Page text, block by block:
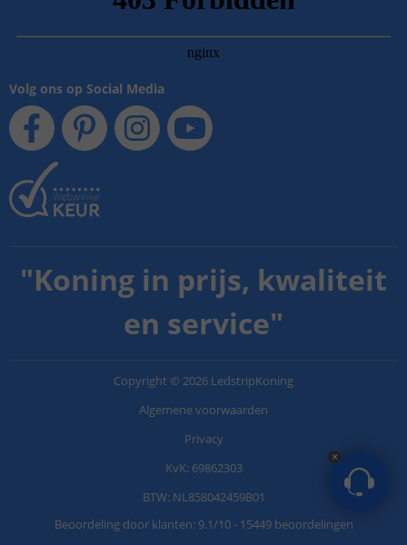
Volg ons op Social Media
"Koning in prijs, kwaliteit
en service"
Copyright © 2026 LedstripKoning
Algemene voorwaarden
Privacy
KvK: 69862303
BTW: NL858042459B01
Beoordeling door klanten: 9.1/10- 15449 beoordelingen